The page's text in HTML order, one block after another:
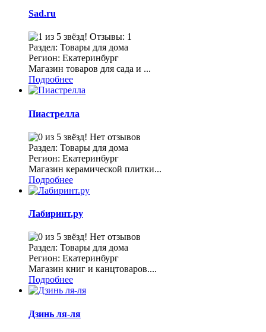
Sad.ru
Отзывы: 1
Раздел: Товары для дома
Регион: Екатеринбург
Магазин товаров для сада и ...
Подробнее
Пиастрелла
Нет отзывов
Раздел: Товары для дома
Регион: Екатеринбург
Магазин керамической плитки...
Подробнее
Лабиринт.ру
Нет отзывов
Раздел: Товары для дома
Регион: Екатеринбург
Магазин книг и канцтоваров....
Подробнее
Дзинь ля-ля